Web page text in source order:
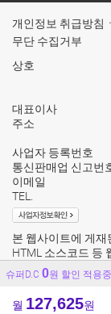
슈퍼D.C 0원 할인 적용
월 127,625원
개인정보 취급방침 ㆍ
무단 수집거부
상호
대표이사
주소
사업자 등록번호
통신판매업 신고번
이메일
TEL.
본 웹사이트에 게재
HTML 소스코드 등
모든 권리는 본사
승인없이 위 컨텐츠
없으며 이를 위반
물을수 있음을 알려